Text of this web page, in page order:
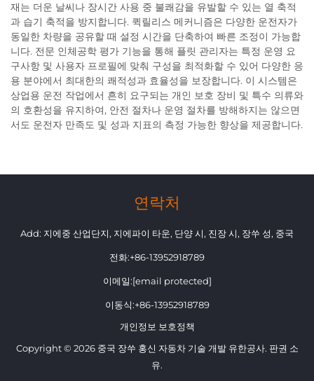
재는 더운 날씨나 장시간 사용 중 불쾌감을 유발할 수 있는 열 축적
과 습기 축적을 방지합니다. 퀵릴리스 메커니즘은 다양한 운전자가
동일한 차량을 공유할 때 설정 시간을 단축하여 빠른 조정이 가능합
니다. 전문 인체공학 평가 기능을 통해 플릿 관리자는 특정 운영 요
구사항 및 사용자 프로필에 맞춰 구성을 최적화할 수 있어 다양한 응
용 분야에서 최대한의 쾌적성과 효율성을 보장합니다. 이 시스템은
상업용 운전 작업에서 흔히 요구되는 개인 보호 장비 및 특수 의류와
의 호환성을 유지하여, 안전 절차나 운영 절차를 방해하지는 않으면
서도 운전자 만족도 및 성과 지표의 측정 가능한 향상을 제공합니다.
연락처
Add: 지에중 산업단지, 지에파이 타운, 단양 시, 진장 시, 장쑤 성, 중국
전화:+86-13952918789
이메일:[email protected]
이동식:+86-13952918789
개인정보 보호정책
Copyright © 2026 중국 장쑤 홍신 자동차 기술 개발 유한공사. 판권 소
유.